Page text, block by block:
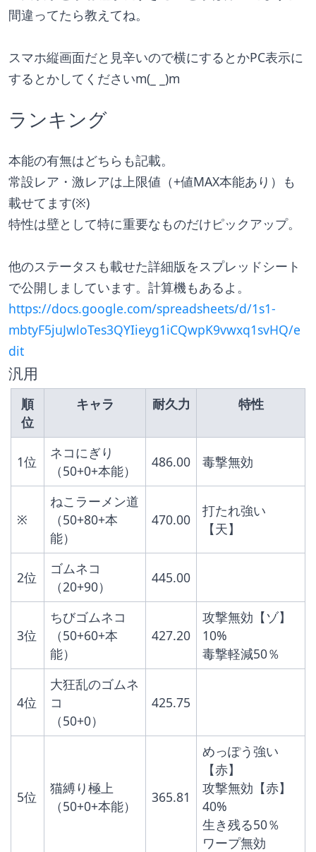
間違ってたら教えてね。
スマホ縦画面だと見辛いので横にするとかPC表示に
するとかしてくださいm(_ _)m
ランキング
本能の有無はどちらも記載。
常設レア・激レアは上限値（+値MAX本能あり）も
載せてます(※)
特性は壁として特に重要なものだけピックアップ。
他のステータスも載せた詳細版をスプレッドシート
で公開しましています。計算機もあるよ。
https://docs.google.com/spreadsheets/d/1s1-
mbtyF5juJwloTes3QYIieyg1iCQwpK9vwxq1svHQ/e
dit
汎用
順
位
キャラ 耐久力 特性
1位
ネコにぎり
（50+0+本能）
486.00 毒撃無効
※
ねこラーメン道
（50+80+本
能）
470.00
打たれ強い
【天】
2位
ゴムネコ
（20+90）
445.00
3位
ちびゴムネコ
（50+60+本
能）
427.20
攻撃無効【ゾ】
10%
毒撃軽減50％
4位
大狂乱のゴムネ
コ
（50+0）
425.75
5位
猫縛り極上
（50+0+本能）
365.81
めっぽう強い
【赤】
攻撃無効【赤】
40%
生き残る50％
ワープ無効